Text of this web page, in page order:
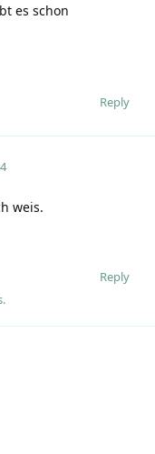
es schon
Reply
weis.
Reply
.